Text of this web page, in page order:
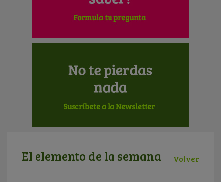
El elemento de la semana Volver